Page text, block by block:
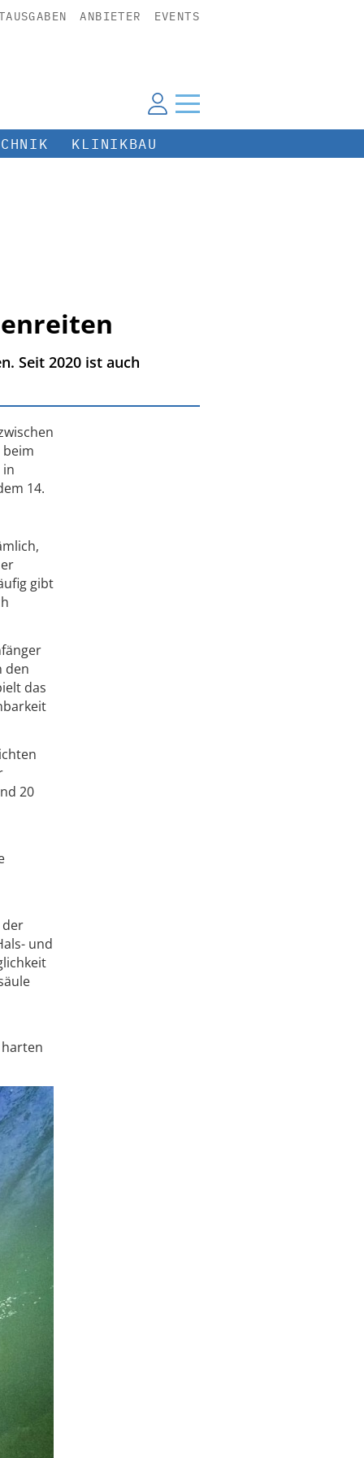
ANBIETER EVENTS
KLINIKBAU
Seit 2020 ist auch
beim
14.
gibt
den
das
20
der
und